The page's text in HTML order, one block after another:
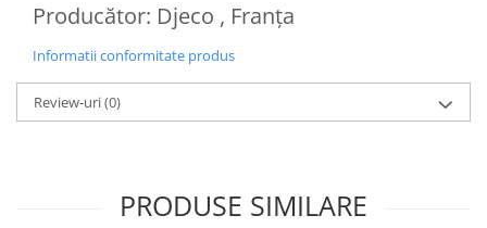
Producător: Djeco , Franța
Informatii conformitate produs
Review-uri(0)
PRODUSE SIMILARE